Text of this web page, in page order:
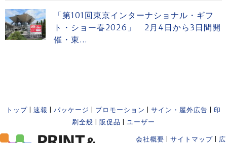
「第101回東京インターナショナル・ギフ
ト・ショー春2026」 2月4日から3日間開
催・東...
トップ 速報 パッケージ プロモーション サイン・屋外広告
印
刷全般
販促品 ユーザー
会社概要 サイトマップ 広